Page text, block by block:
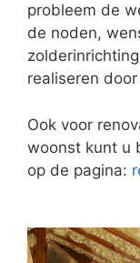
probleem de
de noden,
realiseren
Ook voor
woonst kunt u
op de pagina: